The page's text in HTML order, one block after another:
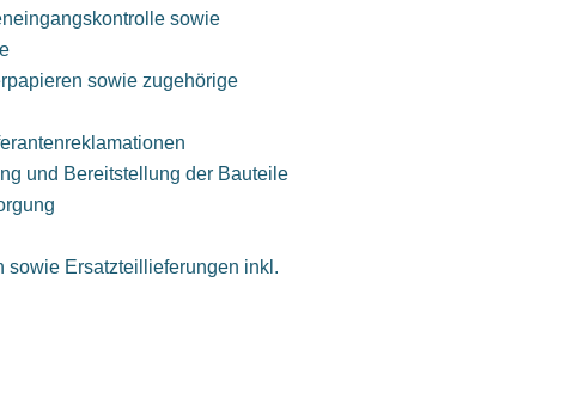
sowie
sowie zugehörige
und Bereitstellung der Bauteile
sowie Ersatzteillieferungen inkl.